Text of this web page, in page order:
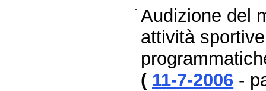
Audizione del
attività
( 11-7-2006 -